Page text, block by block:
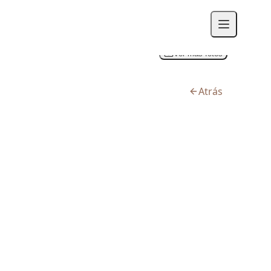
Ver más fotos
Atrás